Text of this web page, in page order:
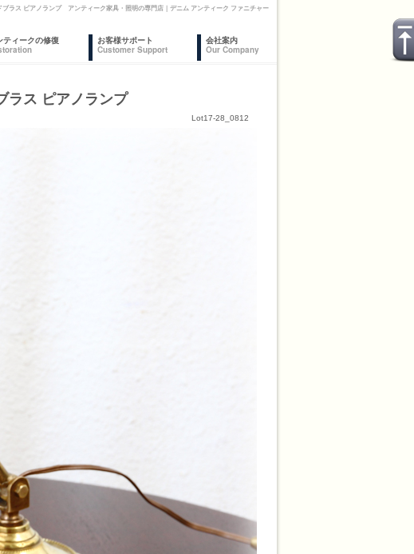
ブラス ピアノランプ アンティーク家具・照明の専門店｜デニム アンティーク ファニチャー
ティークの修復
お客様サポート
Customer Support
会社案内
Our Company
ラス ピアノランプ
Lot17-28_0812